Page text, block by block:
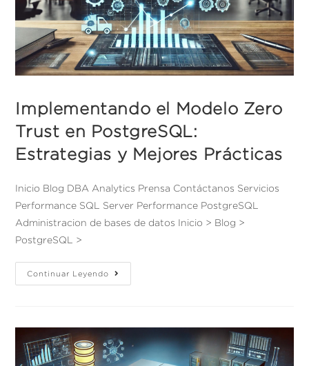
Implementando el Modelo Zero
Trust en PostgreSQL:
Estrategias y Mejores Prácticas
Inicio Blog DBA Analytics Prensa Contáctanos Servicios
Performance SQL Server Performance PostgreSQL
Administracion de bases de datos Inicio > Blog >
PostgreSQL >
Continuar Leyendo